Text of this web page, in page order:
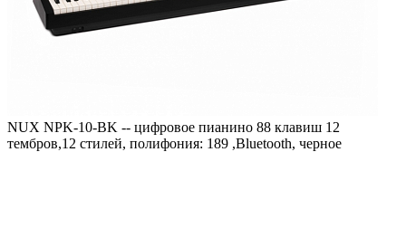
NUX NPK-10-BK -- цифровое пианино 88 клавиш 12
тембров,12 стилей, полифония: 189 ,Bluetooth, черное